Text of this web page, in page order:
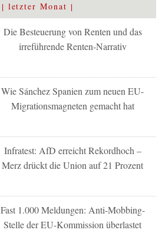
letzter Monat
Die Besteuerung von Renten und das
irreführende Renten-Narrativ
Wie Sánchez Spanien zum neuen EU-
Migrationsmagneten gemacht hat
Infratest: AfD erreicht Rekordhoch –
Merz drückt die Union auf 21 Prozent
Fast 1.000 Meldungen: Anti-Mobbing-
Stelle der EU-Kommission überlastet